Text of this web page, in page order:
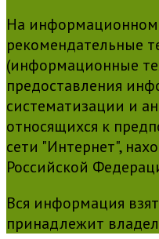
На информационном
рекомендательные
(информационные
предоставления
систематизации и
относящихся к
сети "Интернет",
Российской
Вся информация
принадлежит